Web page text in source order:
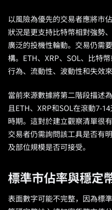
以風險為優先的交易者應將市
狀況是更支持比特幣相對強勢
廣泛的投機性輪動。交易仍需
構。ETH、XRP、SOL、比特
行為、流動性、波動性和失效來
當前來源數據將第二階段描述為
且ETH、XRP和SOL在滾動7-
時期。這對於建立觀察清單很
交易者仍需詢問該工具是否有
及部位規模是否可接受。
標準市佔率與穩定
表面數字可能不完整，因為標